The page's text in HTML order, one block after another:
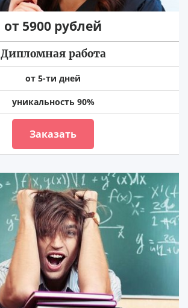
от 5900 рублей
Дипломная работа
от 5-ти дней
уникальность 90%
Заказать